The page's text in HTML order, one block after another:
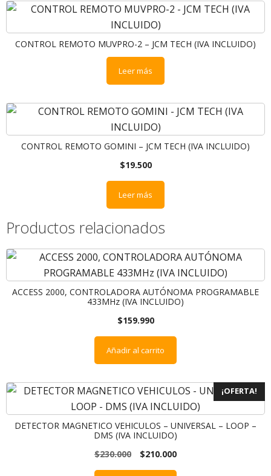
CONTROL REMOTO MUVPRO-2 – JCM TECH (IVA INCLUIDO)
Leer más
CONTROL REMOTO GOMINI – JCM TECH (IVA INCLUIDO)
$19.500
Leer más
Productos relacionados
ACCESS 2000, CONTROLADORA AUTÓNOMA PROGRAMABLE
433MHz (IVA INCLUIDO)
$159.990
Añadir al carrito
¡OFERTA!
DETECTOR MAGNETICO VEHICULOS – UNIVERSAL – LOOP –
DMS (IVA INCLUIDO)
$230.000 $210.000